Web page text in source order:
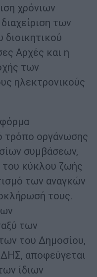
χρόνιων
των
διοικητικού
Αρχές και η
των
ηλεκτρονικούς
τρόπο οργάνωσης
συμβάσεων,
του κύκλου ζωής
των αναγκών
τους.
των
του Δημοσίου,
αποφεύγεται
ίδιων